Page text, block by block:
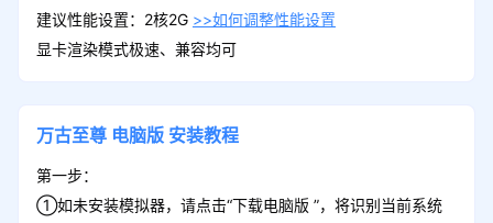
建议性能设置：2核2G >>如何调整性能设置
显卡渲染模式极速、兼容均可
万古至尊 电脑版 安装教程
第一步：
①如未安装模拟器，请点击“下载电脑版 ”，将识别当前系统